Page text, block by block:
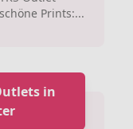
Prints:...
in